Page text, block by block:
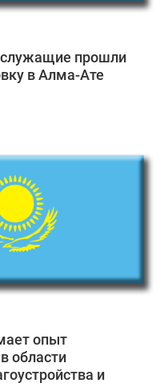
прошли
в Алма-Ате
опыт
области
и